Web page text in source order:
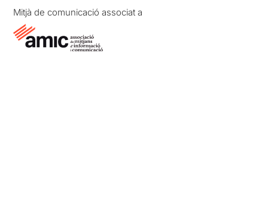
Mitjà de comunicació associat a